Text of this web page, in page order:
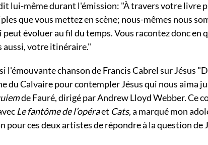
lui-même durant l'émission: "À travers votre livre
que vous mettez en scène; nous-mêmes nous
évoluer au fil du temps. Vous racontez donc en
aussi, votre itinéraire."
chanson de Francis Cabrel sur Jésus
du Calvaire pour contempler Jésus qui nous aima
de Fauré, dirigé par Andrew Lloyd Webber. Ce
Le fantôme de l’opéraet Cats, a marqué mon
pour ces deux artistes de répondre à la question de